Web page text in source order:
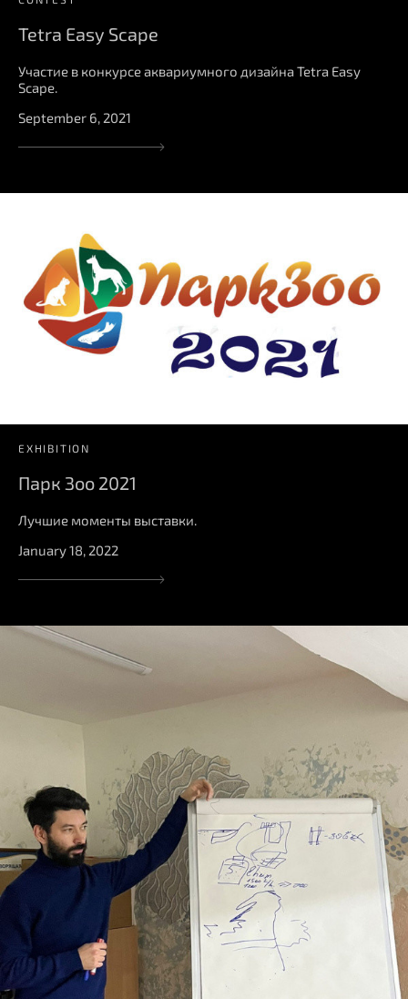
Tetra Easy Scape
Участие в конкурсе аквариумного дизайна Tetra Easy
Scape.
September 6, 2021
EXHIBITION
Парк Зоо 2021
Лучшие моменты выставки.
January 18, 2022